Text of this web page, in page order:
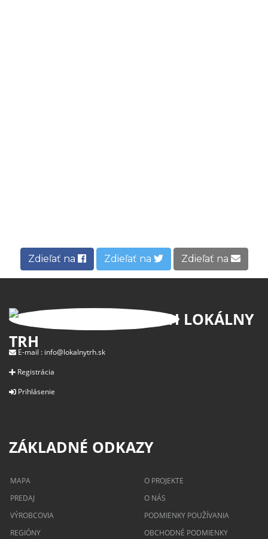
Zdieľať na Zdieľať na Zdieľať na
LOKÁLNY
TRH
E-mail : info@lokalnytrh.sk
Registrácia
Prihlásenie
ZÁKLADNÉ ODKAZY
MAPA
PREDAJ
VÝROBCOVIA
REGIÓNY
O PROJEKTE
O NÁS
PODMIENKY POUŽÍVANIA
OBCHODNÉ PODMIENKY